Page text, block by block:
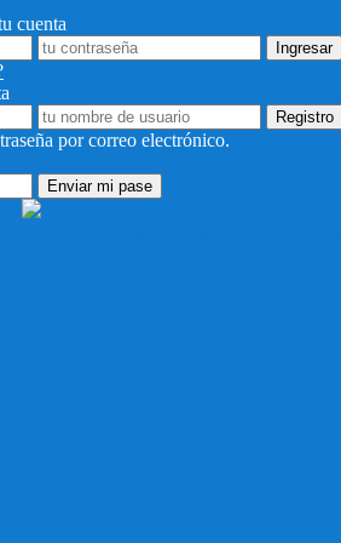
cuenta
por correo electrónico.